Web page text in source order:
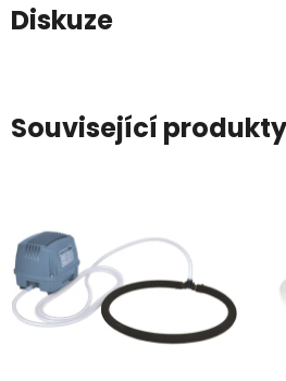
Diskuze
Související produkty